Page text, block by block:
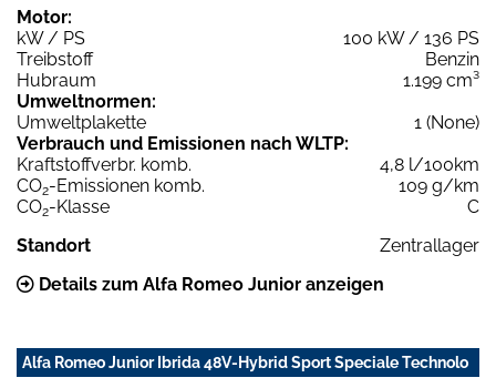
Motor:
kW / PS
100 kW / 136 PS
Treibstoff
Benzin
Hubraum
1.199 cm³
Umweltnormen:
Umweltplakette
1 (None)
Verbrauch und Emissionen nach WLTP:
Kraftstoffverbr. komb.
4,8 l/100km
CO2-Emissionen komb.
109 g/km
CO2-Klasse
C
Standort
Zentrallager
Details zum Alfa Romeo Junior anzeigen
Alfa Romeo Junior Ibrida 48V-Hybrid Sport Speciale Technolo